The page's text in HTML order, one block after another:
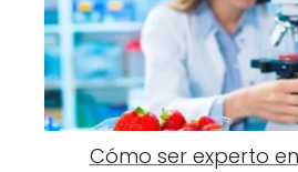
Cómo ser experto